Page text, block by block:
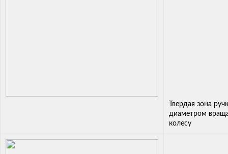
Твердая зона
диаметром
колесу